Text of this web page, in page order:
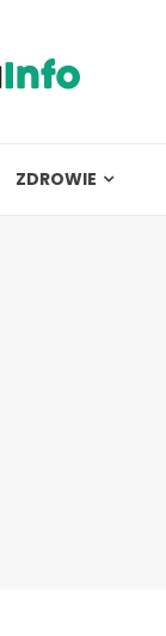
ZDROWIE